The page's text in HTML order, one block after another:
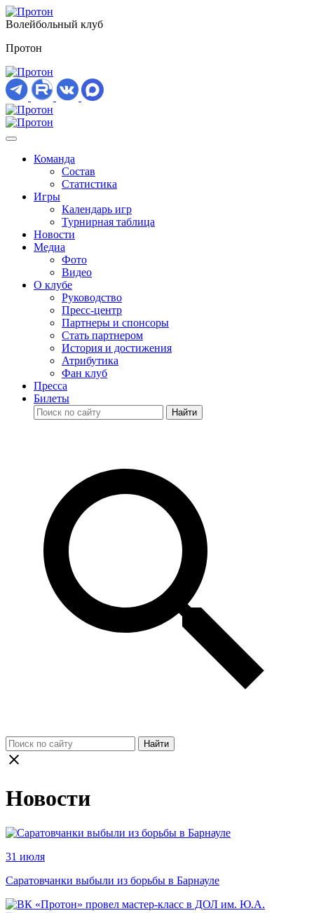
Волейбольный клуб
Протон
Команда
Состав
Статистика
Игры
Календарь игр
Турнирная таблица
Новости
Медиа
Фото
Видео
О клубе
Руководство
Пресс-центр
Партнеры и спонсоры
Стать партнером
История и достижения
Атрибутика
Фан клуб
Пресса
Билеты
Найти
Найти
Новости
31 июля
Саратовчанки выбыли из борьбы в Барнауле